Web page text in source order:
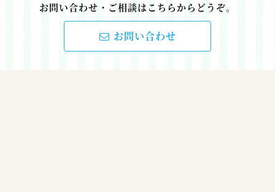
お問い合わせ・ご相談はこちらからどうぞ。
お問い合わせ